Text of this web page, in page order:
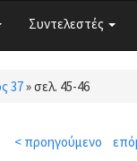
Συντελεστές
37»σελ. 45-46
< προηγούμενο